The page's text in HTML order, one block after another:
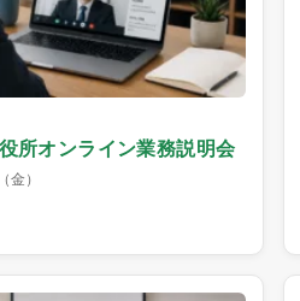
所オンライン業務説明会
金）